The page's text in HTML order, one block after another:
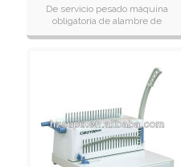
De servicio pesado máquina
obligatoria de alambre de
perforación hasta 28 hojas